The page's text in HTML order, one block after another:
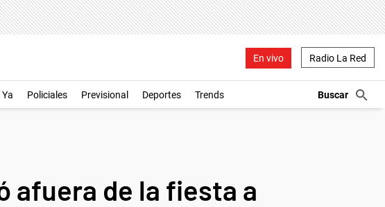
En vivo Radio La Red
Policiales Previsional Deportes Trends
afuera de la fiesta a